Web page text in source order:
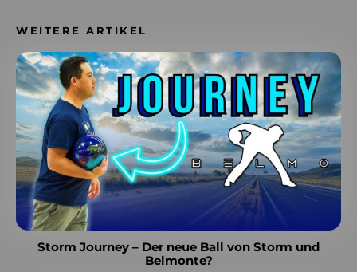
WEITERE ARTIKEL
Storm Journey – Der neue Ball von Storm und
Belmonte?